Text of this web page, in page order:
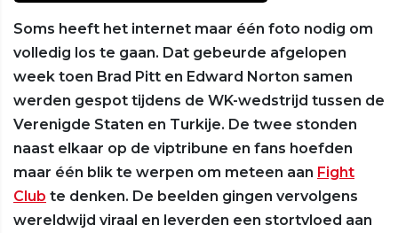
Soms heeft het internet maar één foto nodig om
volledig los te gaan. Dat gebeurde afgelopen
week toen Brad Pitt en Edward Norton samen
werden gespot tijdens de WK-wedstrijd tussen de
Verenigde Staten en Turkije. De twee stonden
naast elkaar op de viptribune en fans hoefden
maar één blik te werpen om meteen aan Fight
Club te denken. De beelden gingen vervolgens
wereldwijd viraal en leverden een stortvloed aan